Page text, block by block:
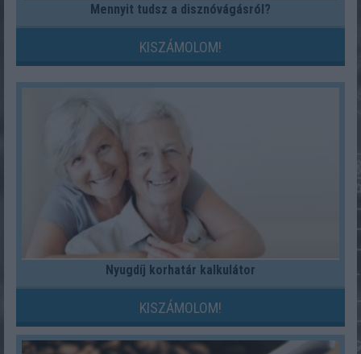
Mennyit tudsz a disznóvágásról?
KISZÁMOLOM!
Nyugdíj korhatár kalkulátor
KISZÁMOLOM!